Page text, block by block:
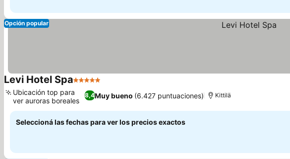
Opción popular
Levi Hotel Spa5 Estrellas
8,4Muy bueno (6.427 puntuaciones)
Ubicación top para
ver auroras boreales
Kittilä
Seleccioná las fechas para ver los precios exactos